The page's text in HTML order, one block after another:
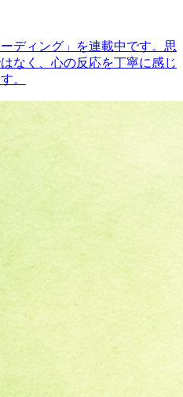
ディング」を連載中です。思
なく、心の反応を丁寧に感じ
。